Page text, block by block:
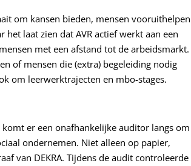
om kansen bieden, mensen vooruithelpen
laat zien dat AVR actief werkt aan een
met een afstand tot de arbeidsmarkt.
of mensen die (extra) begeleiding nodig
om leerwerktrajecten en mbo-stages.
er een onafhankelijke auditor langs om
ondernemen. Niet alleen op papier,
van DEKRA. Tijdens de audit controleerde